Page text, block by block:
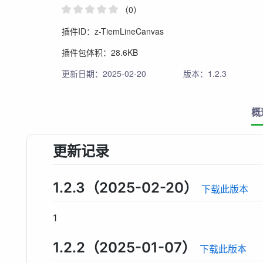
（0）
插件ID：z-TiemLineCanvas
插件包体积：28.6KB
更新日期：2025-02-20
版本：1.2.3
概
更新记录
1.2.3（2025-02-20） 下载此版本
1
1.2.2（2025-01-07） 下载此版本